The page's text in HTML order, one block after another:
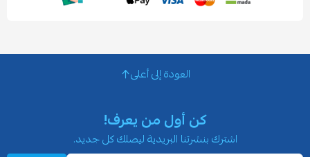
العودة إلى أعلى
كن أول من يعرف!
اشترك بنشرتنا البريدية ليصلك كل جديد.